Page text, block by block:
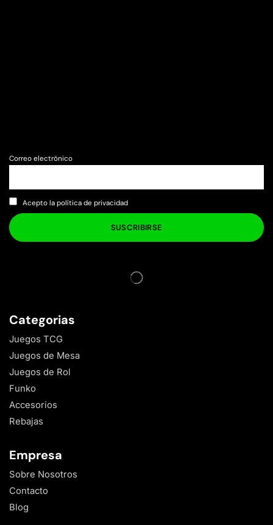
Correo electrónico
Acepto la política de privacidad
Categorias
Juegos TCG
Juegos de Mesa
Juegos de Rol
Funko
Accesorios
Rebajas
Empresa
Sobre Nosotros
Contacto
Blog